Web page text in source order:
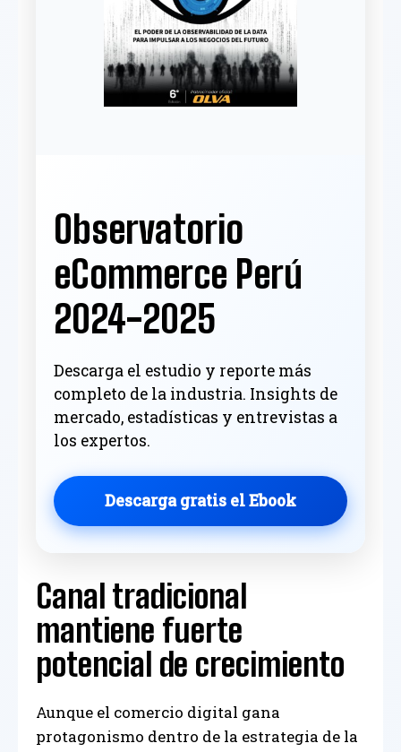
Observatorio
eCommerce Perú
2024-2025
Descarga el estudio y reporte más
completo de la industria. Insights de
mercado, estadísticas y entrevistas a
los expertos.
Descarga gratis el Ebook
Canal tradicional
mantiene fuerte
potencial de crecimiento
Aunque el comercio digital gana
protagonismo dentro de la estrategia de la